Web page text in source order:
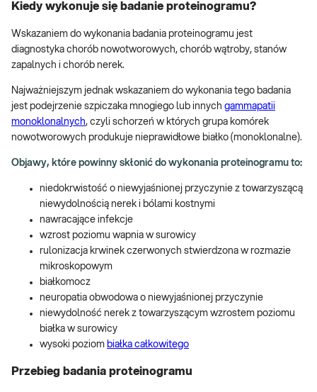
Kiedy wykonuje się badanie proteinogramu?
Wskazaniem do wykonania badania proteinogramu jest
diagnostyka chorób nowotworowych, chorób wątroby, stanów
zapalnych i chorób nerek.
Najważniejszym jednak wskazaniem do wykonania tego badania
jest podejrzenie szpiczaka mnogiego lub innych gammapatii
monoklonalnych, czyli schorzeń w których grupa komórek
nowotworowych produkuje nieprawidłowe białko (monoklonalne).
Objawy, które powinny skłonić do wykonania proteinogramu to:
niedokrwistość o niewyjaśnionej przyczynie z towarzyszącą
niewydolnością nerek i bólami kostnymi
nawracające infekcje
wzrost poziomu wapnia w surowicy
rulonizacja krwinek czerwonych stwierdzona w rozmazie
mikroskopowym
białkomocz
neuropatia obwodowa o niewyjaśnionej przyczynie
niewydolność nerek z towarzyszącym wzrostem poziomu
białka w surowicy
wysoki poziom białka całkowitego
Przebieg badania proteinogramu